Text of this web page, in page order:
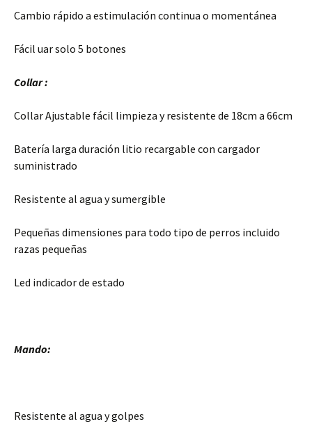
Cambio rápido a estimulación continua o momentánea
Fácil uar solo 5 botones
Collar :
Collar Ajustable fácil limpieza y resistente de 18cm a 66cm
Batería larga duración litio recargable con cargador
suministrado
Resistente al agua y sumergible
Pequeñas dimensiones para todo tipo de perros incluido
razas pequeñas
Led indicador de estado
Mando:
Resistente al agua y golpes